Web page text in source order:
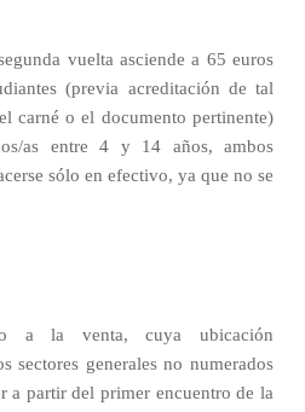
vuelta asciende a 65 euros
(previa acreditación de tal
carné o el documento pertinente)
as entre 4 y 14 años, ambos
sólo en efectivo, ya que no se
a la venta, cuya ubicación
sectores generales no numerados
a partir del primer encuentro de la